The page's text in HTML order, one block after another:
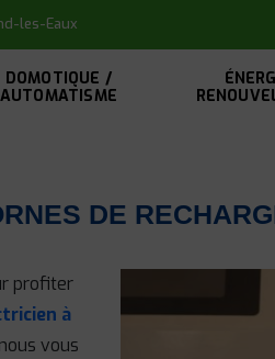
les-Eaux
DOMOTIQUE /
AUTOMATISME
DE
profiter
à
vous